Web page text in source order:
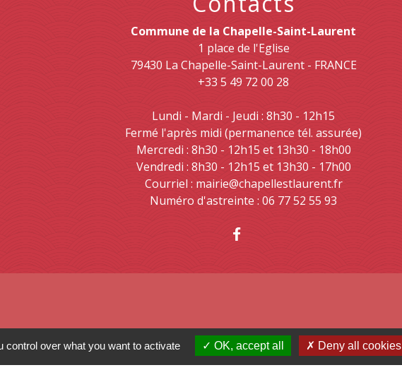
Commune de la Chapelle-Saint-Laurent
1 place de l'Eglise
79430 La Chapelle-Saint-Laurent - FRANCE
+33 5 49 72 00 28
Lundi - Mardi - Jeudi : 8h30 - 12h15
Fermé l'après midi (permanence tél. assurée)
Mercredi : 8h30 - 12h15 et 13h30 - 18h00
Vendredi : 8h30 - 12h15 et 13h30 - 17h00
Courriel : mairie@chapellestlaurent.fr
Numéro d'astreinte : 06 77 52 55 93
Aquitaine
over what you want to activate OK, accept all Deny all cookies